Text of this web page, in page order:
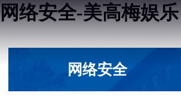
网络安全-美高梅娱乐
网络安全